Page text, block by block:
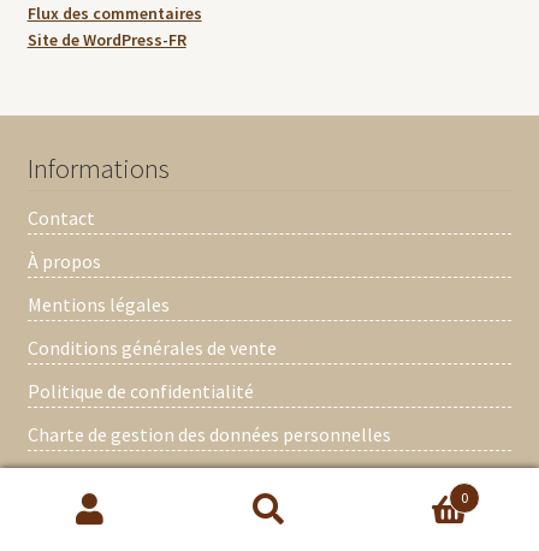
Flux des commentaires
Site de WordPress-FR
Informations
Contact
À propos
Mentions légales
Conditions générales de vente
Politique de confidentialité
Charte de gestion des données personnelles
Mon compte
Recherche
Recherche
0